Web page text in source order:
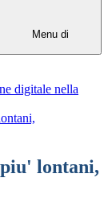
Menu di
digitale nella
piu' lontani,